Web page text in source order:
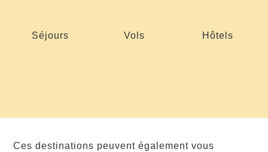
Séjours Vols Hôtels
Ces destinations peuvent également vous